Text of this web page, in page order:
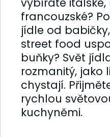
francouzské?
jídle od
street food
buňky? Svět
rozmanitý, jako
chystají.
rychlou
kuchyněmi.